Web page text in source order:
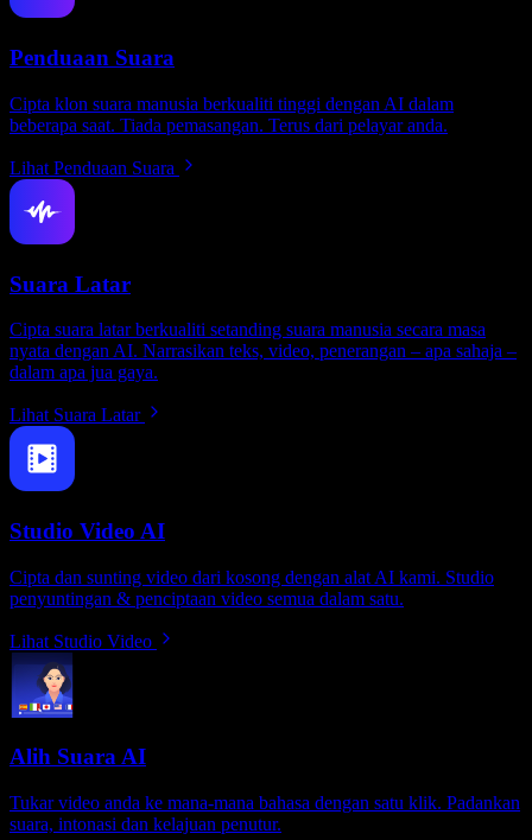
Penduaan Suara
Cipta klon suara manusia berkualiti tinggi dengan AI dalam
beberapa saat. Tiada pemasangan. Terus dari pelayar anda.
Lihat Penduaan Suara
Suara Latar
Cipta suara latar berkualiti setanding suara manusia secara masa
nyata dengan AI. Narrasikan teks, video, penerangan – apa sahaja –
dalam apa jua gaya.
Lihat Suara Latar
Studio Video AI
Cipta dan sunting video dari kosong dengan alat AI kami. Studio
penyuntingan & penciptaan video semua dalam satu.
Lihat Studio Video
Alih Suara AI
Tukar video anda ke mana-mana bahasa dengan satu klik. Padankan
suara, intonasi dan kelajuan penutur.